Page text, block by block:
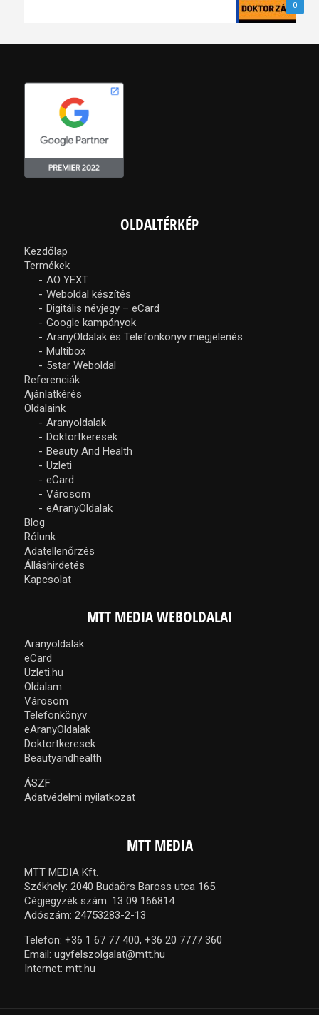
0
OLDALTÉRKÉP
Kezdőlap
Termékek
AO YEXT
Weboldal készítés
Digitális névjegy – eCard
Google kampányok
AranyOldalak és Telefonkönyv megjelenés
Multibox
5star Weboldal
Referenciák
Ajánlatkérés
Oldalaink
Aranyoldalak
Doktortkeresek
Beauty And Health
Üzleti
eCard
Városom
eAranyOldalak
Blog
Rólunk
Adatellenőrzés
Álláshirdetés
Kapcsolat
MTT MEDIA WEBOLDALAI
Aranyoldalak
eCard
Üzleti.hu
Oldalam
Városom
Telefonkönyv
eAranyOldalak
Doktortkeresek
Beautyandhealth
ÁSZF
Adatvédelmi nyilatkozat
MTT MEDIA
MTT MEDIA Kft.
Székhely: 2040 Budaörs Baross utca 165.
Cégjegyzék szám: 13 09 166814
Adószám: 24753283-2-13
Telefon: +36 1 67 77 400, +36 20 7777 360
Email: ugyfelszolgalat@mtt.hu
Internet: mtt.hu